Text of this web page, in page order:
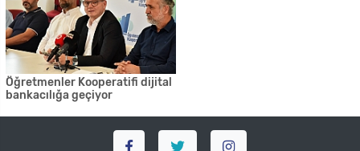
Öğretmenler Kooperatifi dijital
bankacılığa geçiyor